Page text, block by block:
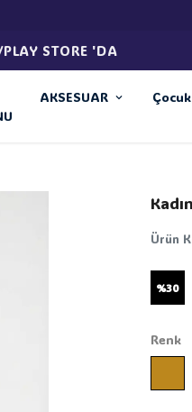
499 TL ÜZERI ÜCRETSIZ
AKSESUAR Çocuk
Ürün
%30
Renk